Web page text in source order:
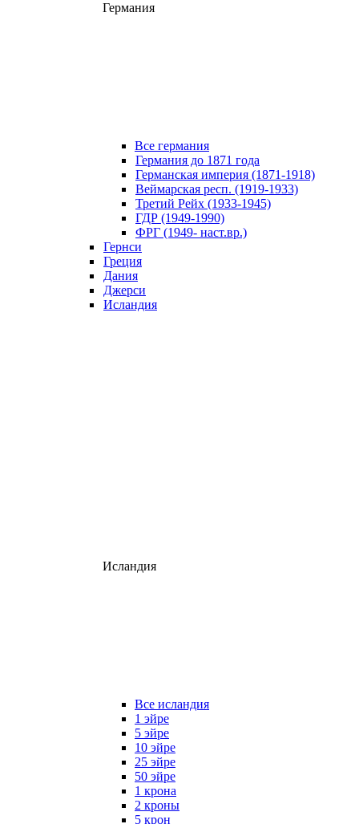
Германия
Все германия
Германия до 1871 года
Германская империя (1871-1918)
Веймарская респ. (1919-1933)
Третий Рейх (1933-1945)
ГДР (1949-1990)
ФРГ (1949- наст.вр.)
Гернси
Греция
Дания
Джерси
Исландия
Исландия
Все исландия
1 эйре
5 эйре
10 эйре
25 эйре
50 эйре
1 крона
2 кроны
5 крон